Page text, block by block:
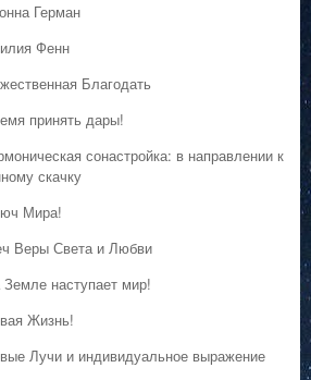
Герман
Фенн
Благодать
принять дары!
сонастройка: в направлении к
скачку
Мира!
Веры Света и Любви
наступает мир!
Жизнь!
Лучи и индивидуальное выражение